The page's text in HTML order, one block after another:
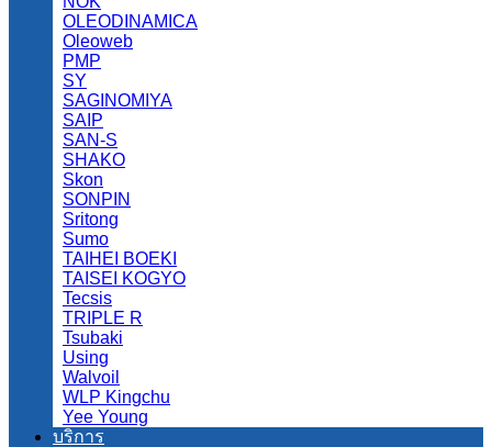
OLEODINAMICA
Oleoweb
PMP
SY
SAGINOMIYA
SAIP
SAN-S
SHAKO
Skon
SONPIN
Sritong
Sumo
TAIHEI BOEKI
TAISEI KOGYO
Tecsis
TRIPLE R
Tsubaki
Using
Walvoil
WLP Kingchu
Yee Young
บริการ